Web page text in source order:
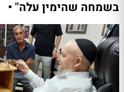
בשמחה שהימין עלה" •